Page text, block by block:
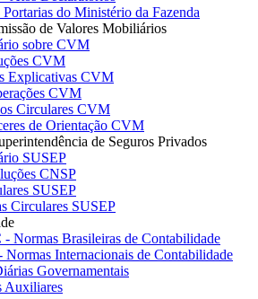
do Ministério da Fazenda
de Valores Mobiliários
sobre CVM
CVM
Explicativas CVM
CVM
Circulares CVM
de Orientação CVM
de Seguros Privados
SUSEP
CNSP
SUSEP
Circulares SUSEP
Normas Brasileiras de Contabilidade
Normas Internacionais de Contabilidade
Governamentais
Auxiliares